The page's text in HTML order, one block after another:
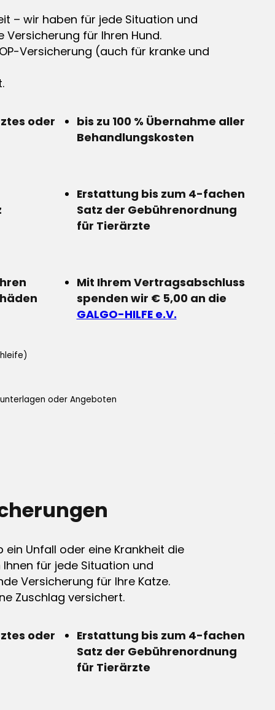
– wir haben für jede Situation und
Versicherung für Ihren Hund.
Versicherung (auch für kranke und
oder
bis zu 100 % Übernahme aller
Behandlungskosten
Erstattung bis zum 4-fachen
Satz der Gebührenordnung
für Tierärzte
Mit Ihrem Vertragsabschluss
spenden wir € 5,00 an die
GALGO-HILFE e.V.
oder Angeboten
Unfall oder eine Krankheit die
für jede Situation und
Versicherung für Ihre Katze.
Zuschlag versichert.
oder
Erstattung bis zum 4-fachen
Satz der Gebührenordnung
für Tierärzte